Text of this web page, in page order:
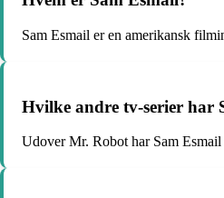
Sam Esmail er en amerikansk
Hvilke andre tv-serier har
Udover Mr. Robot har Sam